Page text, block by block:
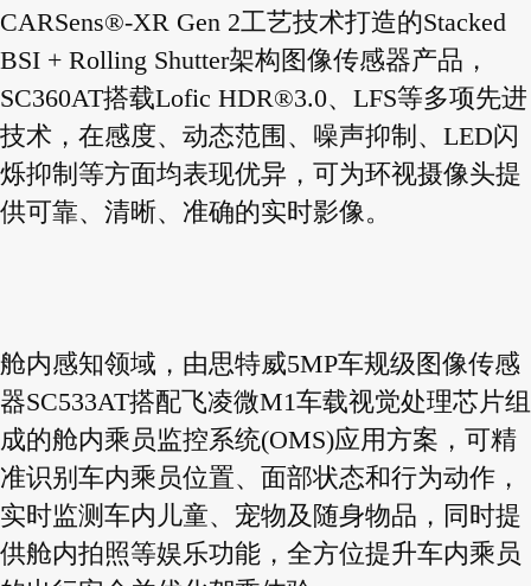
CARSens®-XR Gen 2工艺技术打造的Stacked
BSI + Rolling Shutter架构图像传感器产品，
SC360AT搭载Lofic HDR®3.0、LFS等多项先进
技术，在感度、动态范围、噪声抑制、LED闪
烁抑制等方面均表现优异，可为环视摄像头提
供可靠、清晰、准确的实时影像。
舱内感知领域，由思特威5MP车规级图像传感
器SC533AT搭配飞凌微M1车载视觉处理芯片组
成的舱内乘员监控系统(OMS)应用方案，可精
准识别车内乘员位置、面部状态和行为动作，
实时监测车内儿童、宠物及随身物品，同时提
供舱内拍照等娱乐功能，全方位提升车内乘员